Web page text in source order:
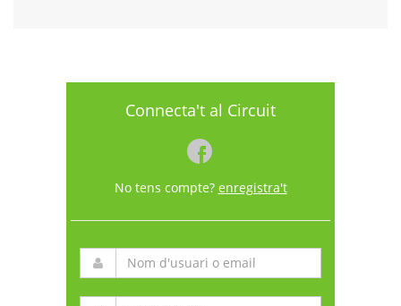
Connecta't al Circuit
No tens compte? enregistra't